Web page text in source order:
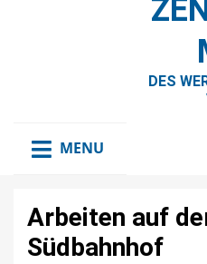
DES
MENU
Arbeiten auf
Südbahnhof